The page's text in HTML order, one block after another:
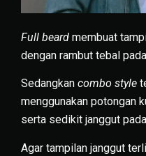
Full beard membuat
dengan rambut tebal
Sedangkan combo style
menggunakan potongan
serta sedikit janggut
Agar tampilan janggut